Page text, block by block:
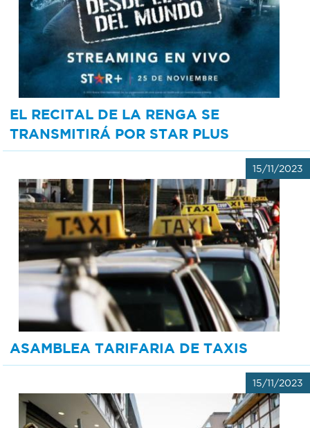
EL RECITAL DE LA RENGA SE
TRANSMITIRÁ POR STAR PLUS
15/11/2023
ASAMBLEA TARIFARIA DE TAXIS
15/11/2023